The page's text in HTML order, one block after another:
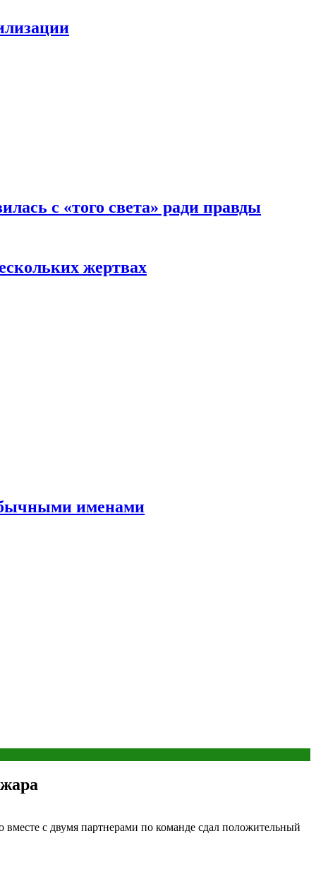
с «того света» ради правды
жертвах
именами
с двумя партнерами по команде сдал положительный